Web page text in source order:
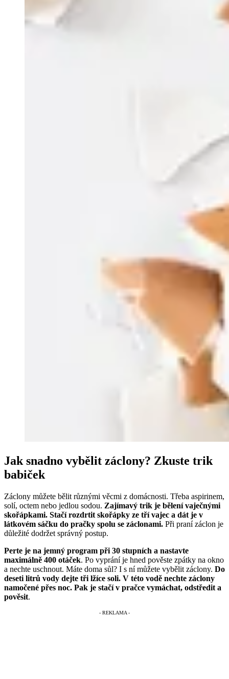
Jak snadno vybělit záclony? Zkuste trik
babiček
Záclony můžete bělit různými věcmi z domácnosti. Třeba aspirinem,
solí, octem nebo jedlou sodou. Zajímavý trik je bělení vaječnými
skořápkami. Stačí rozdrtit skořápky ze tří vajec a dát je v
látkovém sáčku do pračky spolu se záclonami. Při praní záclon je
důležité dodržet správný postup.
Perte je na jemný program při 30 stupních a nastavte
maximálně 400 otáček. Po vyprání je hned pověste zpátky na okno
a nechte uschnout. Máte doma sůl? I s ní můžete vybělit záclony. Do
deseti litrů vody dejte tři lžíce soli. V této vodě nechte záclony
namočené přes noc. Pak je stačí v pračce vymáchat, odstředit a
pověsit.